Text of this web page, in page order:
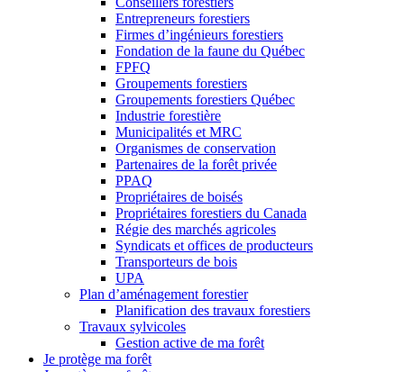
Entrepreneurs forestiers
Firmes d’ingénieurs forestiers
Fondation de la faune du Québec
FPFQ
Groupements forestiers
Groupements forestiers Québec
Industrie forestière
Municipalités et MRC
Organismes de conservation
Partenaires de la forêt privée
PPAQ
Propriétaires de boisés
Propriétaires forestiers du Canada
Régie des marchés agricoles
Syndicats et offices de producteurs
Transporteurs de bois
UPA
Plan d’aménagement forestier
Planification des travaux forestiers
Travaux sylvicoles
Gestion active de ma forêt
Je protège ma forêt